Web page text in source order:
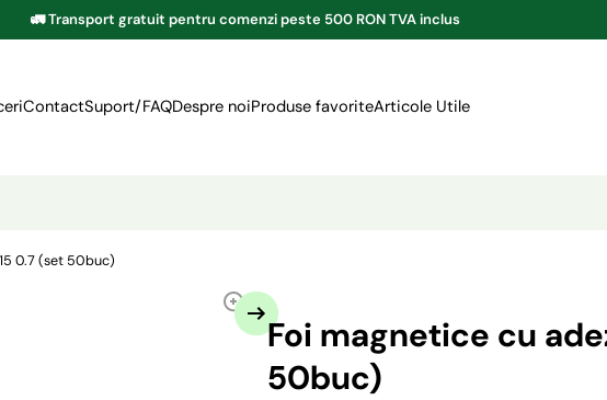
🚛 Transport gratuit pentru comenzi peste 500 RON TVA inclus
ContactSuport/FAQDespre noiProduse favoriteArticole Utile
0.7 (set 50buc)
Foi magnetice cu
50buc)